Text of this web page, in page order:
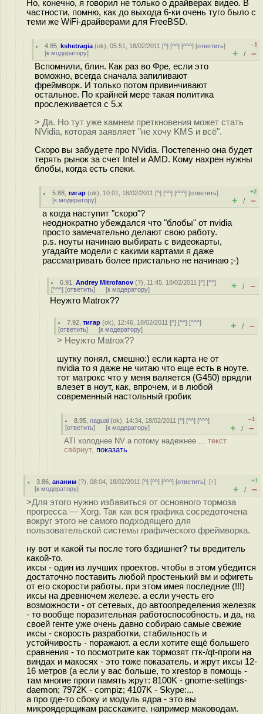
Но, конечно, я говорил не только о драйверах видео. В
частности, помню, как до выхода 6-ки очень туго было с
теми же WiFi-драйверами для FreeBSD.
4.85 ,kshetragia (ok), 05:51, 18/02/2011 [^] [^^] [^^^] [ответить]
[к модератору]
–1
+ / –
Вспомнили, блин. Как раз во Фре, если это
воможно, всегда сначала запиливают
фреймворк. И только потом привинчивают
остальное. По крайней мере такая политика
прослеживается с 5.x
> Да. Но тут уже камнем преткновения может стать
NVidia, которая заявляет "не хочу KMS и всё".
Скоро вы забудете про NVidia. Постепенно она будет
терять рынок за счет Intel и AMD. Кому нахрен нужны
блобы, когда есть спеки.
5.88 ,тигар (ok), 10:01, 18/02/2011 [^] [^^] [^^^] [ответить]
[к модератору]
+2
+ / –
а когда наступит "скоро"?
неоднократно убеждался что "блобы" от nvidia
просто замечательно делают свою работу.
p.s. ноуты начинаю выбирать с видеокарты,
угадайте модели с какими картами я даже
рассматривать более пристально не начинаю ;-)
6.91 ,Andrey Mitrofanov (?), 11:45, 18/02/2011 [^] [^^]
[^^^] [ответить] [к модератору] + / –
Неужто Matrox??
7.92 ,тигар (ok), 12:46, 18/02/2011 [^] [^^] [^^^]
[ответить] [к модератору] + / –
> Неужто Matrox??
шутку понял, смешно:) если карта не от
nvidia то я даже не читаю что еще есть в ноуте.
тот матрокс что у меня валяется (G450) врядли
влезет в ноут, как, впрочем, и в любой
современный настольный гробик
8.95 ,nagual (ok), 14:34, 18/02/2011 [^] [^^] [^^^]
[ответить] [к модератору]
–1
+ / –
ATI холоднее NV а потому надежнее ... текст
свёрнут, показать
3.86 ,ананим (?), 08:04, 18/02/2011 [^] [^^] [^^^] [ответить][↑]
[к модератору]
+1
+ / –
>Для этого нужно избавиться от основного тормоза
прогресса — Xorg. Так как вся графика сосредоточена
вокруг этого не самого подходящего для
пользовательской системы графического фреймворка.
ну вот и какой ты после того бздишнег? ты вредитель
какой-то.
иксы - один из лучших проектов. чтобы в этом убедится
достаточно поставить любой простенький вм и офигеть
от его скорости работы. при этом имея последние (!!!)
иксы на древнючем железе. а если учесть его
возможности - от сетевых, до автоопределения железяк
- то вообще поразительная работоспособность. и да, на
своей генте уже очень давно собираю самые свежие
иксы - скорость разработки, стабильность и
устойчивость - поражают. а если хотите ещё большего
сравнения - то посмотрите как тормозят гтк-/qt-проги на
виндах и макосях - это тоже показатель. и жрут иксы 12-
16 метров (а если у вас больше, то xrestop в помощь -
там многие проги память жрут: 8100K - gnome-settings-
daemon; 7972K - compiz; 4107K - Skype:...
а про где-то сбоку и модуль ядра - это вы
микроядерщикам расскажите. например маководам.